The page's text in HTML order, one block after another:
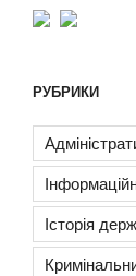
РУБРИКИ
Історія